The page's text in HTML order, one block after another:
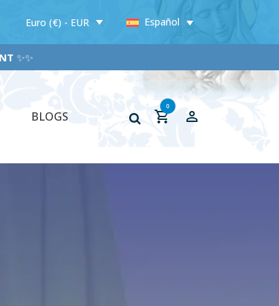
Euro (€) - EUR Español
BLOGS
0